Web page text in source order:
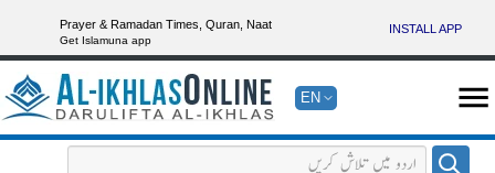
Prayer & Ramadan Times, Quran, Naat
Get Islamuna app
INSTALL APP
EN